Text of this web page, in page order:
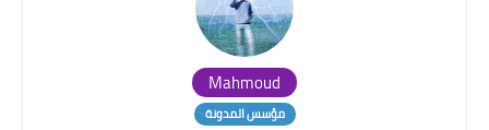
Mahmoud
مؤسس المدونة